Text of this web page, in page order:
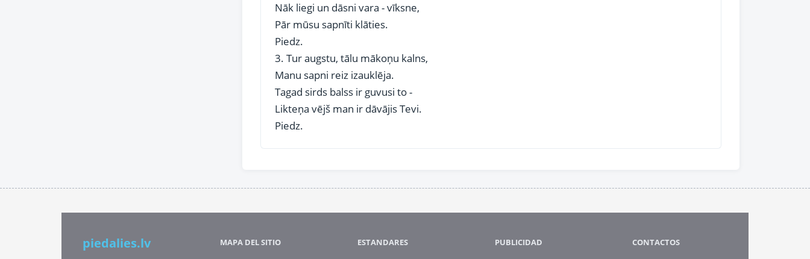
Nāk liegi un dāsni vara - vīksne,
Pār mūsu sapnīti klāties.
Piedz.
3. Tur augstu, tālu mākoņu kalns,
Manu sapni reiz izauklēja.
Tagad sirds balss ir guvusi to -
Likteņa vējš man ir dāvājis Tevi.
Piedz.
piedalies.lv MAPA DEL SITIO ESTANDARES PUBLICIDAD CONTACTOS